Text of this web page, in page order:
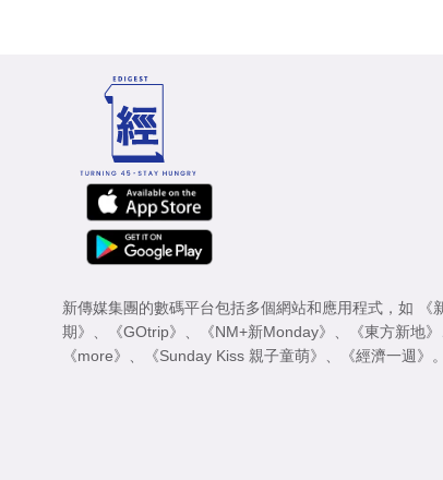
新傳媒集團的數碼平台包括多個網站和應用程式，如
《
期》
《GOtrip》 《NM+新Monday》 《東方新地》
《more》
《Sunday Kiss 親子童萌》 《經濟一週》 。